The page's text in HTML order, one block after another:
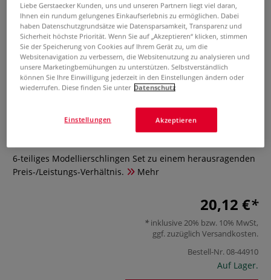
I LOVE ART Modellierschlingen-
0 Bewertungen
6-teiliges Modellierschlingen Set zu einem herausragenden
Preis-/Leistungs-Verhältnis.
Mehr
20,12 €
inklusive 20% bzw. 10% MwSt,
ggf. zuzüglich Versandkosten.
Bestell-Nr.08-44910
Auf Lager.
Liebe Gerstaecker Kunden, uns und unseren Partnern liegt viel daran,
Ihnen ein rundum gelungenes Einkaufserlebnis zu ermöglichen. Dabei
haben Datenschutzgrundsätze wie Datensparsamkeit, Transparenz und
Sicherheit höchste Priorität. Wenn Sie auf „Akzeptieren“ klicken, stimmen
Sie der Speicherung von Cookies auf Ihrem Gerät zu, um die
Websitenavigation zu verbessern, die Websitenutzung zu analysieren und
unsere Marketingbemühungen zu unterstützen. Selbstverständlich
können Sie Ihre Einwilligung jederzeit in den Einstellungen ändern oder
wiederrufen. Diese finden Sie unter Datenschutz
Akzeptieren
Einstellungen